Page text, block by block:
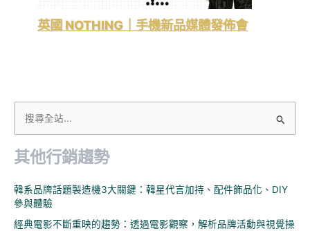
英國 NOTHING｜手機新品媒體發佈會
關
字
其他行銷趨勢
韓系品牌話題製造機3大關鍵：韓星代言加持、配件飾品化、DIY
參與體驗
經典電影不斷重映的趨勢：透過電影觀察，解析品牌活動與視覺操